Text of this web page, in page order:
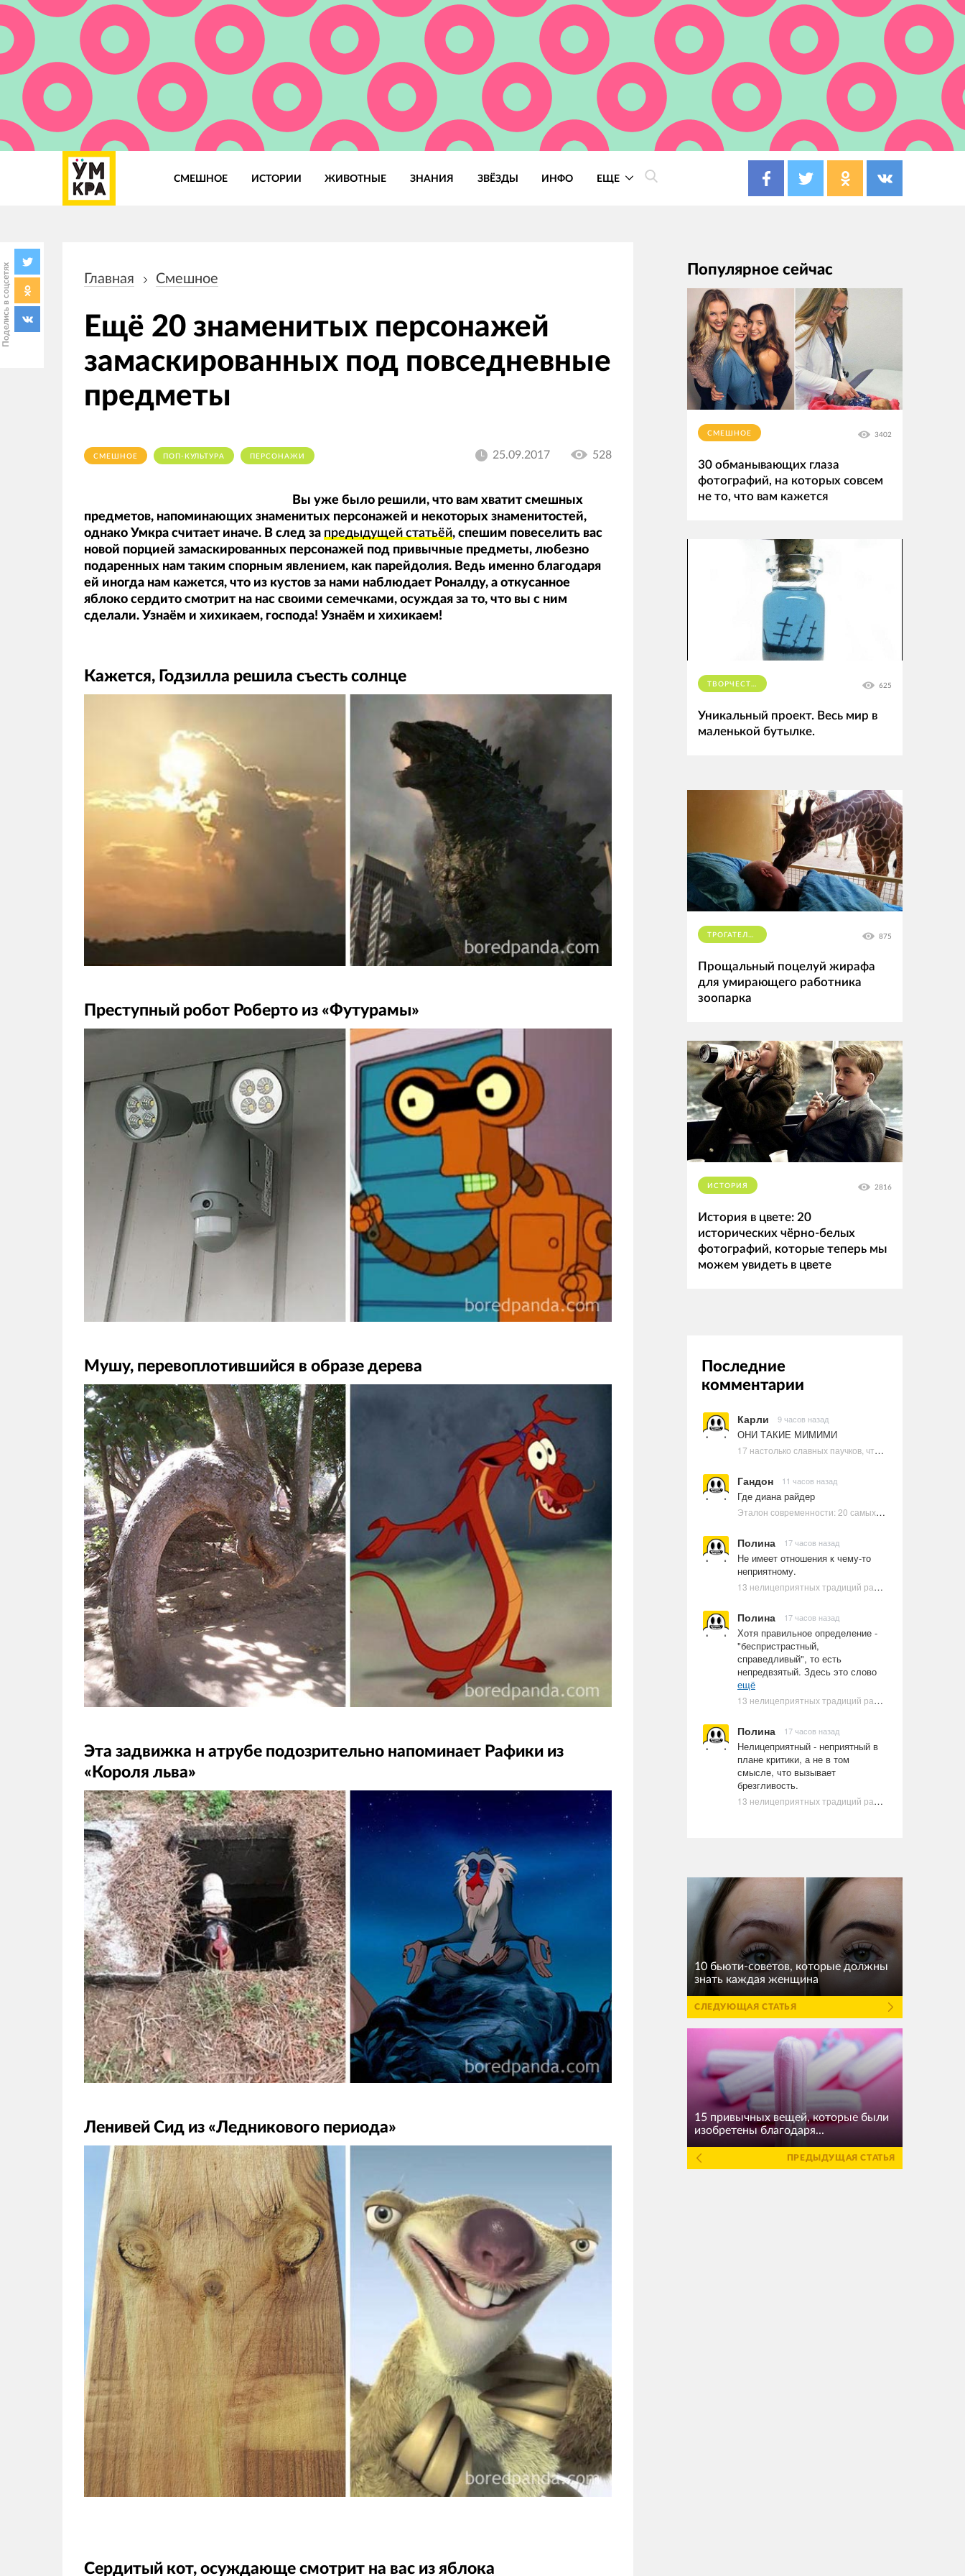
СМЕШНОЕ ИСТОРИИ ЖИВОТНЫЕ ЗНАНИЯ ЗВЁЗДЫ ИНФО ЕЩЕ
Поделись в соцсетях навигации
Главная Смешное
Ещё 20 знаменитых персонажей
замаскированных под повседневные
предметы
СМЕШНОЕ ПОП-КУЛЬТУРА ПЕРСОНАЖИ 25.09.2017 528
Вы уже было решили, что вам хватит смешных
предметов, напоминающих знаменитых персонажей и некоторых знаменитостей,
однако Умкра считает иначе. В след за предыдущей статьёй, спешим повеселить вас
новой порцией замаскированных персонажей под привычные предметы, любезно
подаренных нам таким спорным явлением, как парейдолия. Ведь именно благодаря
ей иногда нам кажется, что из кустов за нами наблюдает Роналду, а откусанное
яблоко сердито смотрит на нас своими семечками, осуждая за то, что вы с ним
сделали. Узнаём и хихикаем, господа! Узнаём и хихикаем!
Кажется, Годзилла решила съесть солнце
Преступный робот Роберто из «Футурамы»
Мушу, перевоплотившийся в образе дерева
Эта задвижка н атрубе подозрительно напоминает Рафики из
«Короля льва»
Ленивей Сид из «Ледникового периода»
Сердитый кот, осуждающе смотрит на вас из яблока
Популярное сейчас
СМЕШНОЕ 3402
30 обманывающих глаза
фотографий, на которых совсем
не то, что вам кажется
ТВОРЧЕСТВО 625
Уникальный проект. Весь мир в
маленькой бутылке.
ТРОГАТЕЛЬНОЕ 875
Прощальный поцелуй жирафа
для умирающего работника
зоопарка
ИСТОРИЯ 2816
История в цвете: 20
исторических чёрно-белых
фотографий, которые теперь мы
можем увидеть в цвете
Последние
комментарии
Карли 9 часов назад
ОНИ ТАКИЕ МИМИМИ
17 настолько славных паучков, что даже у арахнофобов появится желание их погладить
Гандон 11 часов назад
Где диана райдер
Эталон современности: 20 самых красивых и привлекательных актрис Голливуда, по мнению Google | Ультрамарин
Полина 17 часов назад
Не имеет отношения к чему-то
неприятному.
13 нелицеприятных традиций разных стран, которые могут шокировать неподготовленного человека
Полина 17 часов назад
Хотя правильное определение -
"беспристрастный,
справедливый", то есть
непредвзятый. Здесь это слово
ещё
13 нелицеприятных традиций разных стран, которые могут шокировать неподготовленного человека
Полина 17 часов назад
Нелицеприятный - неприятный в
плане критики, а не в том
смысле, что вызывает
брезгливость.
13 нелицеприятных традиций разных стран, которые могут шокировать неподготовленного человека
10 бьюти-советов, которые должны
знать каждая женщина
СЛЕДУЮЩАЯ СТАТЬЯ
15 привычных вещей, которые были
изобретены благодаря...
ПРЕДЫДУЩАЯ СТАТЬЯ